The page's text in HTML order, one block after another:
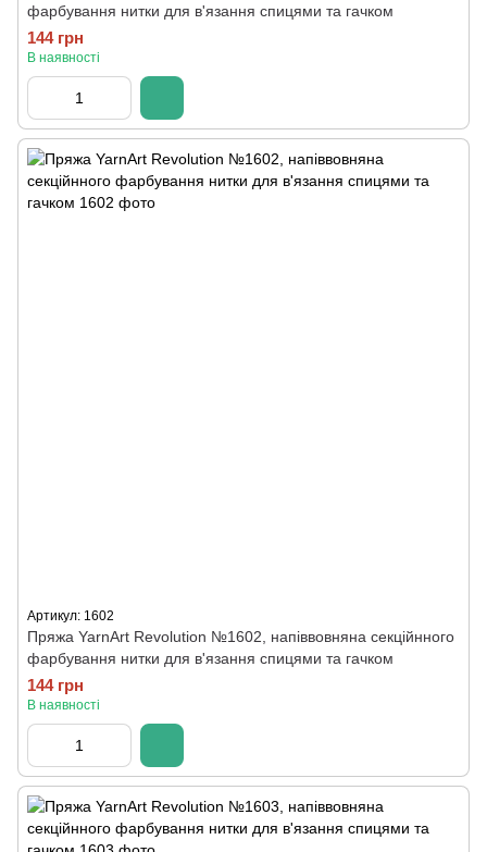
фарбування нитки для в'язання спицями та гачком
144 грн
В наявності
Артикул: 1602
Пряжа YarnArt Revolution №1602, напіввовняна секційнного
фарбування нитки для в'язання спицями та гачком
144 грн
В наявності